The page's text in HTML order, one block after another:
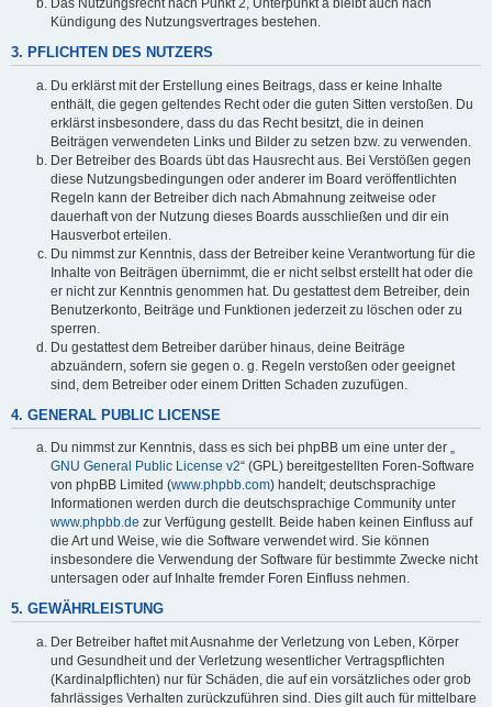
Das Nutzungsrecht nach Punkt 2, Unterpunkt a bleibt auch nach
Kündigung des Nutzungsvertrages bestehen.
3. PFLICHTEN DES NUTZERS
Du erklärst mit der Erstellung eines Beitrags, dass er keine Inhalte
enthält, die gegen geltendes Recht oder die guten Sitten verstoßen. Du
erklärst insbesondere, dass du das Recht besitzt, die in deinen
Beiträgen verwendeten Links und Bilder zu setzen bzw. zu verwenden.
Der Betreiber des Boards übt das Hausrecht aus. Bei Verstößen gegen
diese Nutzungsbedingungen oder anderer im Board veröffentlichten
Regeln kann der Betreiber dich nach Abmahnung zeitweise oder
dauerhaft von der Nutzung dieses Boards ausschließen und dir ein
Hausverbot erteilen.
Du nimmst zur Kenntnis, dass der Betreiber keine Verantwortung für die
Inhalte von Beiträgen übernimmt, die er nicht selbst erstellt hat oder die
er nicht zur Kenntnis genommen hat. Du gestattest dem Betreiber, dein
Benutzerkonto, Beiträge und Funktionen jederzeit zu löschen oder zu
sperren.
Du gestattest dem Betreiber darüber hinaus, deine Beiträge
abzuändern, sofern sie gegen o. g. Regeln verstoßen oder geeignet
sind, dem Betreiber oder einem Dritten Schaden zuzufügen.
4. GENERAL PUBLIC LICENSE
Du nimmst zur Kenntnis, dass es sich bei phpBB um eine unter der „
GNU General Public License v2“ (GPL) bereitgestellten Foren-Software
von phpBB Limited (www.phpbb.com) handelt; deutschsprachige
Informationen werden durch die deutschsprachige Community unter
www.phpbb.de zur Verfügung gestellt. Beide haben keinen Einfluss auf
die Art und Weise, wie die Software verwendet wird. Sie können
insbesondere die Verwendung der Software für bestimmte Zwecke nicht
untersagen oder auf Inhalte fremder Foren Einfluss nehmen.
5. GEWÄHRLEISTUNG
Der Betreiber haftet mit Ausnahme der Verletzung von Leben, Körper
und Gesundheit und der Verletzung wesentlicher Vertragspflichten
(Kardinalpflichten) nur für Schäden, die auf ein vorsätzliches oder grob
fahrlässiges Verhalten zurückzuführen sind. Dies gilt auch für mittelbare